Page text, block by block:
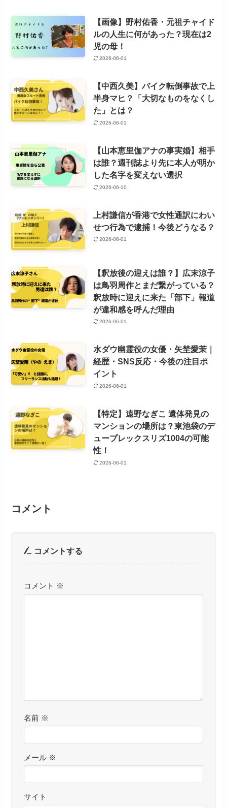
【画像】野村佑香・元祖チャイド
ルの人生に何があった？現在は2
児の母！
2026-06-01
【中西久美】バイク転倒事故で上
半身マヒ？「大切なものをなくし
た」とは？
2026-06-01
【山本恵里伽アナの事実婚】相手
は誰？週刊誌より先に本人が明か
した名字を変えない選択
2026-06-10
上村謙信が香港で女性通訳にわい
せつ行為で逮捕！今後どうなる？
2026-06-01
【釈放後の迎えは誰？】広末涼子
は鳥羽周作とまだ繋がっている？
釈放時に迎えに来た「部下」報道
が違和感を呼んだ理由
2026-06-01
水ダウ幽霊役の女優・矢埜愛茉｜
経歴・SNS反応・今後の注目ポ
イント
2026-06-01
【特定】遠野なぎこ 遺体発見の
マンションの場所は？東池袋のデ
ュープレックスリズ1004の可能
性！
2026-06-01
コメント
コメントする
コメント ※
名前 ※
メール ※
サイト